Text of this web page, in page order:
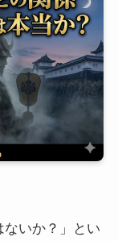
ないか？」とい